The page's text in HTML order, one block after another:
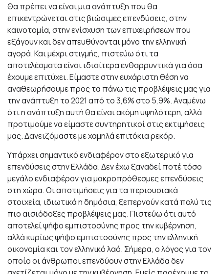
Θα πρέπει να είναι μια ανάπτυξη που θα
επικεντρώνεται στις βιώσιμες επενδύσεις, στην
καινοτομία, στην ενίσχυση των επιχειρήσεων που
εξάγουν και δεν απευθύνονται μόνο την ελληνική
αγορά. Και μέχρι στιγμής, πιστεύω ότι τα
αποτελέσματα είναι ιδιαίτερα ενθαρρυντικά για όσα
έχουμε επιτύχει. Είμαστε στην ευχάριστη θέση να
αναθεωρήσουμε προς τα πάνω τις προβλέψεις μας για
την ανάπτυξη το 2021 από το 3,6% στο 5,9%. Aναμένω
ότι η ανάπτυξη αυτή θα είναι ακόμη υψηλότερη, αλλά
προτιμούμε να είμαστε συντηρητικοί στις εκτιμήσεις
μας. Δανειζόμαστε με χαμηλά επιτόκια ρεκόρ.
Υπάρχει σημαντικό ενδιαφέρον στο εξωτερικό για
επενδύσεις στην Ελλάδα. Δεν έχω ξαναδεί ποτέ τόσο
μεγάλο ενδιαφέρον για μακροπρόθεσμες επενδύσεις
στη χώρα. Οι αποτιμήσεις για τα περιουσιακά
στοιχεία, ιδιωτικά η δημόσια, ξεπερνούν κατά πολύ τις
πιο αισιόδοξες προβλέψεις μας. Πιστεύω ότι αυτό
αποτελεί ψήφο εμπιστοσύνης προς την κυβέρνηση,
αλλά κυρίως ψήφο εμπιστοσύνης προς την ελληνική
οικονομία και τον ελληνικό λαό. Σήμερα, ο λόγος για τον
οποίο οι άνθρωποι επενδύουν στην Ελλάδα δεν